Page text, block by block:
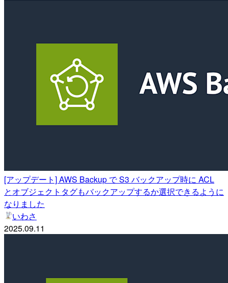
[アップデート] AWS Backup で S3 バックアップ時に ACL
とオブジェクトタグもバックアップするか選択できるように
なりました
いわさ
2025.09.11